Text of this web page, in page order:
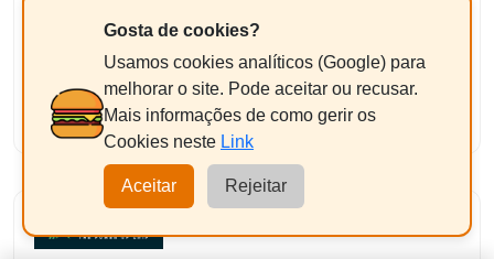
Total Estimado:
104,64€
-
2 + Adicionar
Gosta de cookies?
Usamos cookies analíticos (Google) para
melhorar o site. Pode aceitar ou recusar.
Mais informações de como gerir os
Cookies neste Link
Aceitar Rejeitar